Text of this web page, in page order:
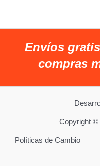
Envíos
compras
Copyright ©
Políticas de Cambio